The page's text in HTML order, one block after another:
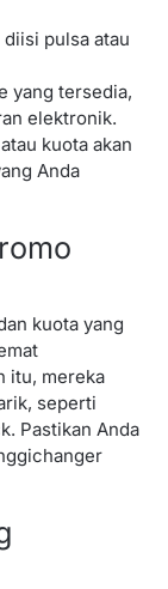
pulsa atau
yang tersedia,
elektronik.
kuota akan
Anda
kuota yang
itu, mereka
seperti
Pastikan Anda